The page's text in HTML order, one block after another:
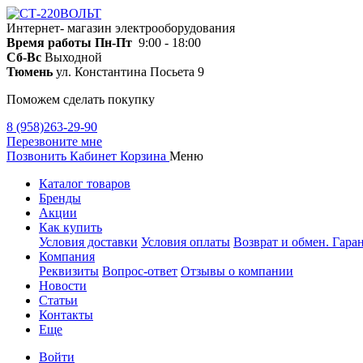
Интернет- магазин электрооборудования
Время работы Пн-Пт 9:00 - 18:00
Сб-Вс Выходной
Тюмень ул. Константина Посьета 9
Поможем сделать покупку
8 (958)263-29-90
Перезвоните мне
Позвонить Кабинет Корзина Меню
Каталог товаров
Бренды
Акции
Как купить
Условия доставки Условия оплаты Возврат и обмен.
Компания
Реквизиты Вопрос-ответ Отзывы о компании
Новости
Статьи
Контакты
Еще
Войти